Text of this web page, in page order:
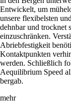
Entwickelt, um
unsere flexibelsten
dehnbar und trocknet
einzuschränken.
Abriebfestigkeit
Kontaktpunkten
werden. Schließlich
Aequilibrium Speed
bergab.
mehr